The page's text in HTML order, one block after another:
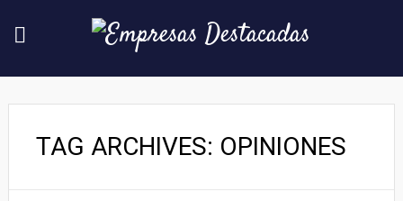
TAG ARCHIVES: OPINIONES